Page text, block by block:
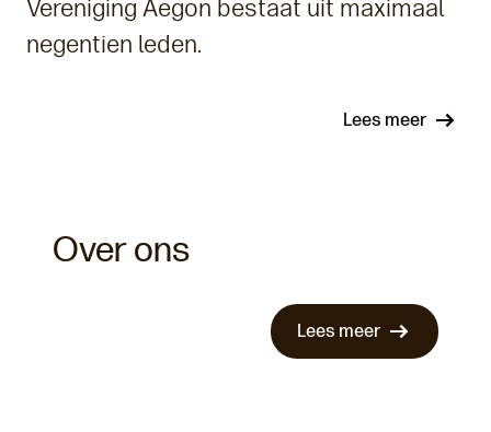
Vereniging Aegon bestaat uit maximaal
negentien leden.
Lees meer
Over ons
Lees meer